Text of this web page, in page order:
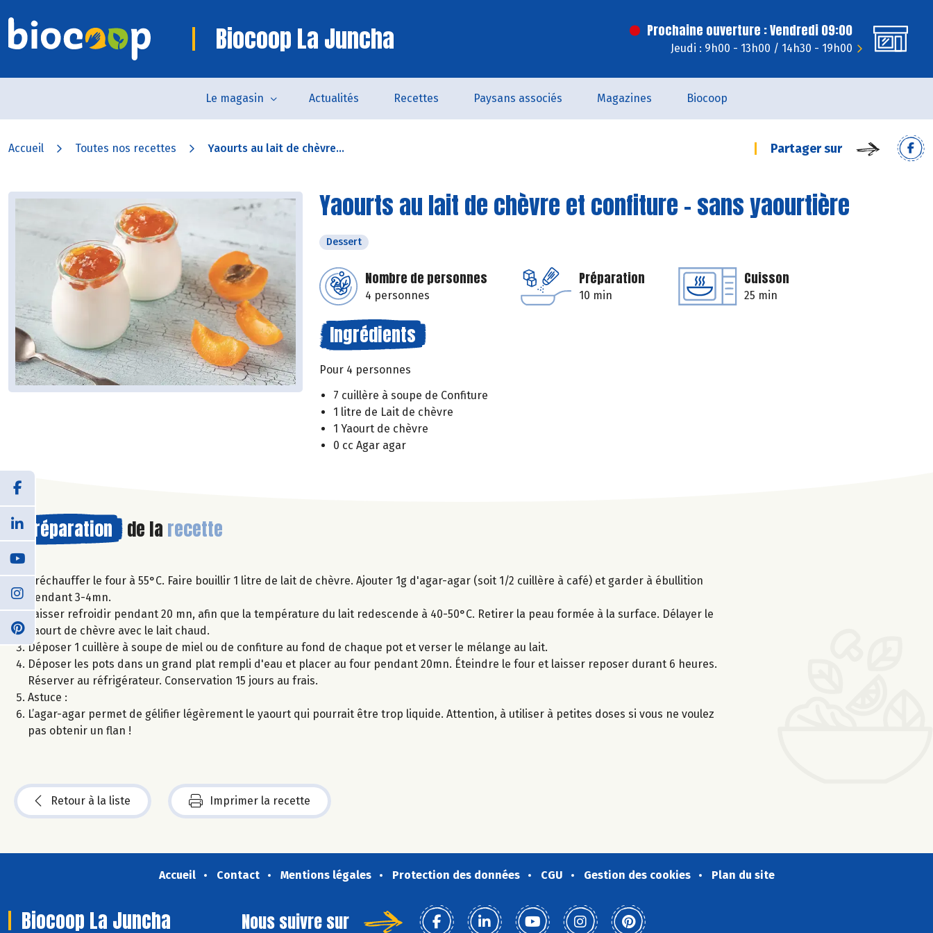
Biocoop La Juncha Prochaine ouverture : Vendredi 09:00
Jeudi : 9h00 - 13h00 / 14h30 - 19h00
Le magasin Actualités Recettes Paysans associés Magazines Biocoop
Accueil Toutes nos recettes Yaourts au lait de chèvre... Partager sur
Yaourts au lait de chèvre et confiture - sans yaourtière
Dessert
Nombre de personnes
4 personnes
Préparation
10 min
Cuisson
25 min
Ingrédients
Pour 4 personnes
7 cuillère à soupe de Confiture
1 litre de Lait de chèvre
1 Yaourt de chèvre
0 cc Agar agar
Préparation de la recette
Préchauffer le four à 55°C. Faire bouillir 1 litre de lait de chèvre. Ajouter 1g d'agar-agar (soit 1/2 cuillère à café) et garder à ébullition
pendant 3-4mn.
Laisser refroidir pendant 20 mn, afin que la température du lait redescende à 40-50°C. Retirer la peau formée à la surface. Délayer le
yaourt de chèvre avec le lait chaud.
Déposer 1 cuillère à soupe de miel ou de confiture au fond de chaque pot et verser le mélange au lait.
Déposer les pots dans un grand plat rempli d'eau et placer au four pendant 20mn. Éteindre le four et laisser reposer durant 6 heures.
Réserver au réfrigérateur. Conservation 15 jours au frais.
Astuce :
L’agar-agar permet de gélifier légèrement le yaourt qui pourrait être trop liquide. Attention, à utiliser à petites doses si vous ne voulez
pas obtenir un flan !
Retour à la liste Imprimer la recette
Accueil Contact Mentions légales Protection des données CGU Gestion des cookies Plan du site
Biocoop La Juncha Nous suivre sur